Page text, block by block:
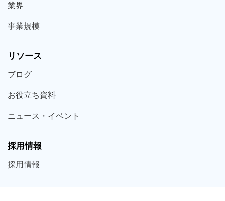
業界
事業規模
リソース
ブログ
お役立ち資料
ニュース・ イベント
採用情報
採用情報